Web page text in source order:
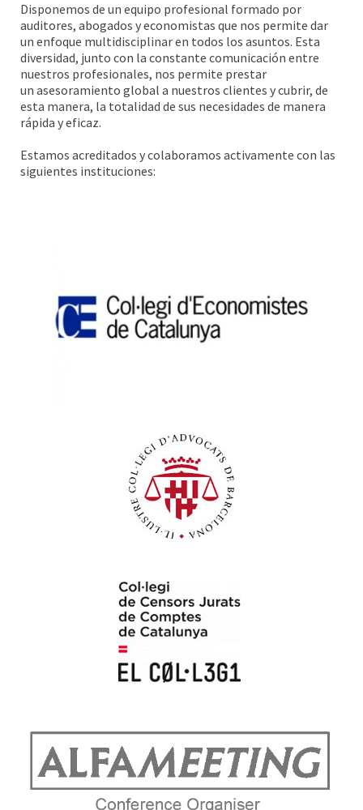
Disponemos de un equipo profesional formado por
auditores, abogados y economistas que nos permite dar
un enfoque multidisciplinar en todos los asuntos. Esta
diversidad, junto con la constante comunicación entre
nuestros profesionales, nos permite prestar
un asesoramiento global a nuestros clientes y cubrir, de
esta manera, la totalidad de sus necesidades de manera
rápida y eficaz.
Estamos acreditados y colaboramos activamente con las
siguientes instituciones: